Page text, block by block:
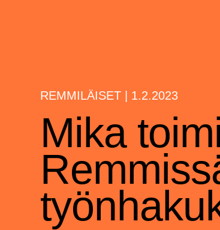
REMMILÄISET | 1.2.2023
Mika